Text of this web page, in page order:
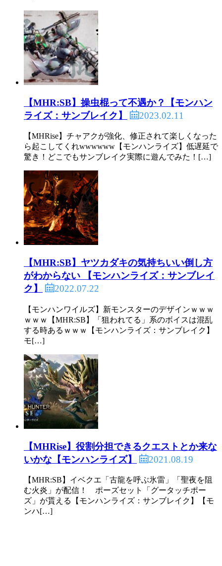
【MHR:SB】操虫棍って不遇か？【モンハン
ライズ：サンブレイク】
2023.02.11
【MHRise】チャアクが強化、修正されて楽しくなった
ら起こしてくれwwwwww【モンハンライズ】低遅延で
驚き！どこでもサンブレイク実際に遊んでみた！[…]
【MHR:SB】ヤツカダキの気持ちいい倒し方
がわからない 【モンハンライズ：サンブレイ
ク】
2022.07.22
【モンハンワイルズ】新モンスターのデザインｗｗｗ
ｗｗｗ【MHR:SB】「狙われてる」系のボイスは混乱
する時あるｗｗｗ【モンハンライズ：サンブレイク】
モ[…]
【MHRise】役割分担できるクエストとか来な
いかな【モンハンライズ】
2021.08.19
【MHR:SB】イベクエ「古龍を呼ぶ氷雷」「聖夜を阻
む火炎」が配信！ ポーズセット「グータッチポー
ズ」が貰える【モンハンライズ：サンブレイク】【モ
ンハ[…]